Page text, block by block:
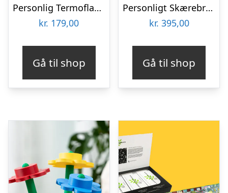
Personlig Termoflaske med Sugrør & Tekst – 600 ml
kr. 179,00
Gå til shop
Personligt Skærebræt i Træ med Bogstav & Tekst
kr. 395,00
Gå til shop